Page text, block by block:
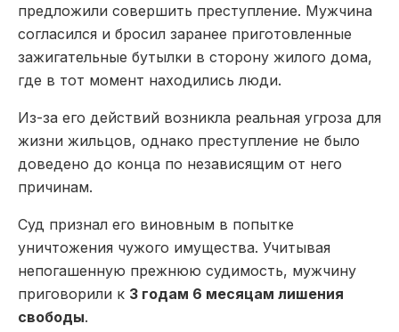
предложили совершить преступление. Мужчина
согласился и бросил заранее приготовленные
зажигательные бутылки в сторону жилого дома,
где в тот момент находились люди.
Из-за его действий возникла реальная угроза для
жизни жильцов, однако преступление не было
доведено до конца по независящим от него
причинам.
Суд признал его виновным в попытке
уничтожения чужого имущества. Учитывая
непогашенную прежнюю судимость, мужчину
приговорили к 3 годам 6 месяцам лишения
свободы.